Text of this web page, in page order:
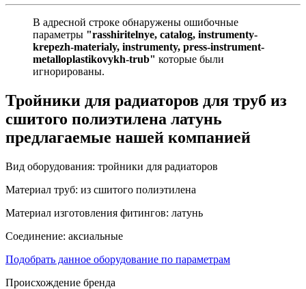
В адресной строке обнаружены ошибочные
параметры "rasshiritelnye, catalog, instrumenty-
krepezh-materialy, instrumenty, press-instrument-
metalloplastikovykh-trub" которые были
игнорированы.
Тройники для радиаторов для труб из
сшитого полиэтилена латунь
предлагаемые нашей компанией
Вид оборудования: тройники для радиаторов
Материал труб: из сшитого полиэтилена
Материал изготовления фитингов: латунь
Соединение: аксиальные
Подобрать данное оборудование по параметрам
Происхождение бренда